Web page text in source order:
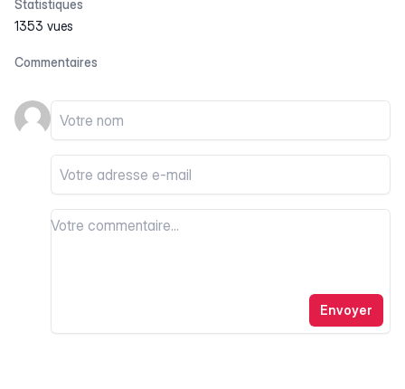
Statistiques
1353 vues
Commentaires
Votre nom
Votre email
Votre commentaire
Votre commentaire
Envoyer